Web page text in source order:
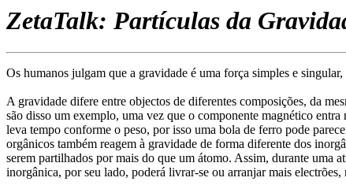
ZetaTalk: Partículas da
Os humanos julgam que a gravidade é uma força simples e
A gravidade difere entre objectos de diferentes composições, da
são disso um exemplo, uma vez que o componente magnético
leva tempo conforme o peso, por isso uma bola de ferro pode
orgânicos também reagem à gravidade de forma diferente dos
serem partilhados por mais do que um átomo. Assim, durante uma
inorgânica, por seu lado, poderá livrar-se ou arranjar mais